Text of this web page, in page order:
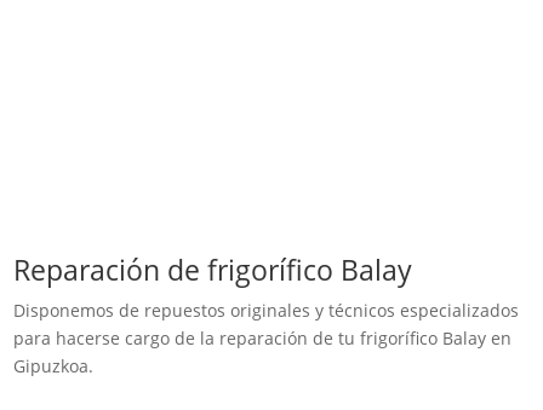
Reparación de frigorífico Balay
Disponemos de repuestos originales y técnicos especializados
para hacerse cargo de la reparación de tu frigorífico Balay en
Gipuzkoa.